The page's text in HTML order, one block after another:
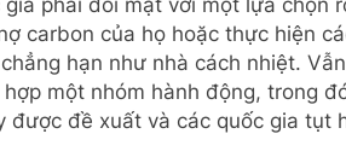
gia phải đối mặt với một lựa chọn
carbon của họ hoặc thực hiện
hạn như nhà cách nhiệt.
một nhóm hành động, trong
được đề xuất và các quốc gia tụt